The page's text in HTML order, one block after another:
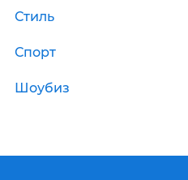
Стиль
Спорт
Шоубиз